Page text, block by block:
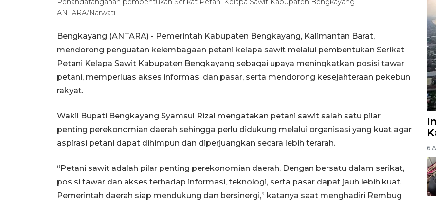
Penandatanganan pembentukan Serikat Petani Kelapa Sawit Kabupaten Bengkayang.
ANTARA/Narwati
Bengkayang (ANTARA) - Pemerintah Kabupaten Bengkayang, Kalimantan Barat,
mendorong penguatan kelembagaan petani kelapa sawit melalui pembentukan Serikat
Petani Kelapa Sawit Kabupaten Bengkayang sebagai upaya meningkatkan posisi tawar
petani, memperluas akses informasi dan pasar, serta mendorong kesejahteraan pekebun
rakyat.
Wakil Bupati Bengkayang Syamsul Rizal mengatakan petani sawit salah satu pilar
penting perekonomian daerah sehingga perlu didukung melalui organisasi yang kuat agar
aspirasi petani dapat dihimpun dan diperjuangkan secara lebih terarah.
“Petani sawit adalah pilar penting perekonomian daerah. Dengan bersatu dalam serikat,
posisi tawar dan akses terhadap informasi, teknologi, serta pasar dapat jauh lebih kuat.
Pemerintah daerah siap mendukung dan bersinergi,” katanya saat menghadiri Rembug
6